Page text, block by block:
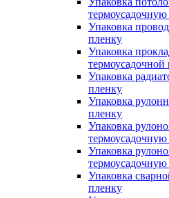
Упаковка
пленку
Упаковка
термоусадочной
Упаковка
пленку
Упаковка
пленку
Упаковка
Упаковка
Упаковка
пленку